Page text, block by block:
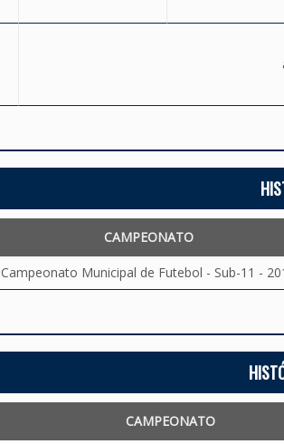
CAMPEONATO
Campeonato Municipal de Futebol - Sub-11 -
CAMPEONATO